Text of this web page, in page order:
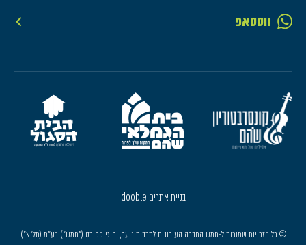
ווטסאפ
© כל הזכויות שמורות ל-חמש החברה העירונית לתרבות נוער, וחוגי ספורט ("חמש") בע"מ (חל"צ")
בניית אתרים dooble